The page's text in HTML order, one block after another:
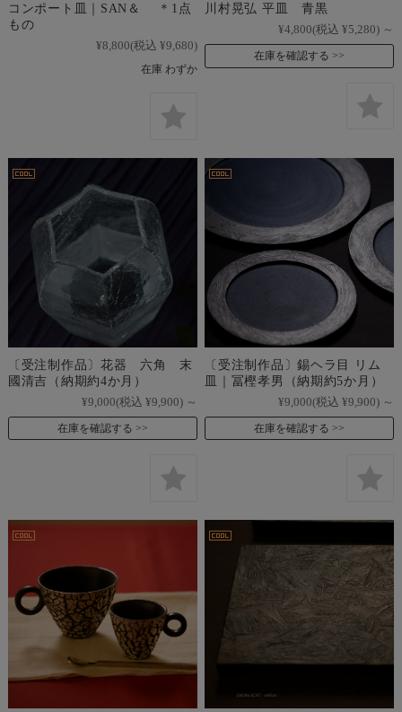
コンポート皿｜SAN＆ ＊1点
もの
¥8,800(税込 ¥9,680)
在庫 わずか
川村晃弘 平皿 青黒
¥4,800(税込 ¥5,280) ～
在庫を確認する
〔受注制作品〕花器 六角 末
國清吉（納期約4か月）
¥9,000(税込 ¥9,900) ～
在庫を確認する
〔受注制作品〕錫ヘラ目 リム
皿｜冨樫孝男（納期約5か月）
¥9,000(税込 ¥9,900) ～
在庫を確認する